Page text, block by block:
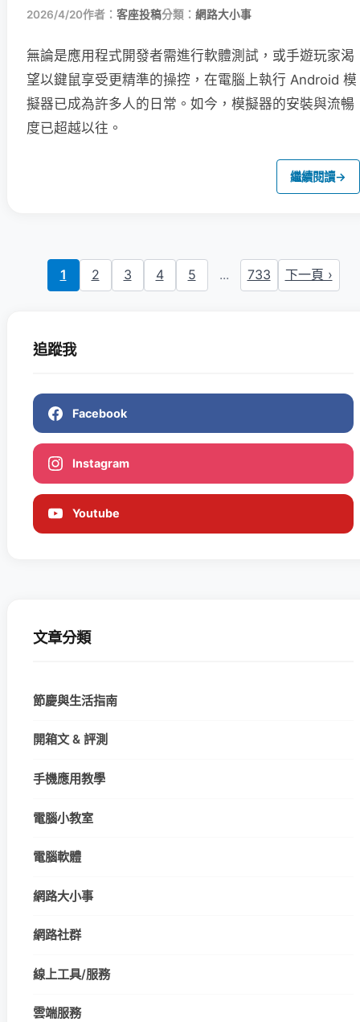
2026/4/20作者： 客座投稿分類： 網路大小事
無論是應用程式開發者需進行軟體測試，或手遊玩家渴
望以鍵鼠享受更精準的操控，在電腦上執行 Android 模
擬器已成為許多人的日常。如今，模擬器的安裝與流暢
度已超越以往。
繼續閱讀→
1 2 3 4 5 ... 733 下一頁 ›
追蹤我
Facebook
Instagram
Youtube
文章分類
節慶與生活指南
開箱文 & 評測
手機應用教學
電腦小教室
電腦軟體
網路大小事
網路社群
線上工具/服務
雲端服務